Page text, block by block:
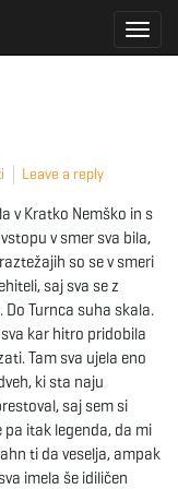
g
l
Leave a reply
v Kratko Nemško in s
v smer sva bila,
so se v smeri
saj sva se z
Turnca suha skala.
kar hitro pridobila
Tam sva ujela eno
ki sta naju
saj sem si
itak legenda, da mi
ti da veselja, ampak
imela še idiličen